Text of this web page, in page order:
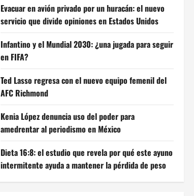
Evacuar en avión privado por un huracán: el nuevo
servicio que divide opiniones en Estados Unidos
Infantino y el Mundial 2030: ¿una jugada para seguir
en FIFA?
Ted Lasso regresa con el nuevo equipo femenil del
AFC Richmond
Kenia López denuncia uso del poder para
amedrentar al periodismo en México
Dieta 16:8: el estudio que revela por qué este ayuno
intermitente ayuda a mantener la pérdida de peso